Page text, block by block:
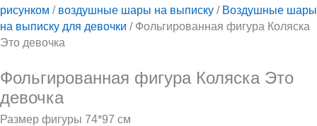
рисунком / воздушные шары на выписку / Воздушные шары
на выписку для девочки / Фольгированная фигура Коляска
Это девочка
Фольгированная фигура Коляска Это
девочка
Размер фигуры 74*97 см